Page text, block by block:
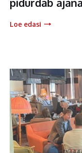
Loe edasi